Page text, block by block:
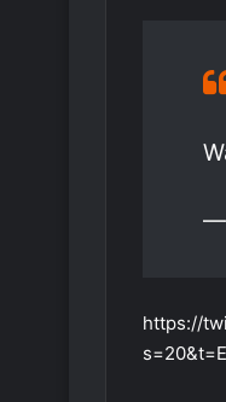
—
https://